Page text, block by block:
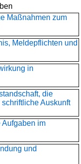
Maßnahmen zum
Meldepflichten und
in
die
Auskunft
Aufgaben im
und